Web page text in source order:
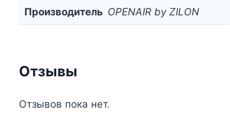
Производитель OPENAIR by ZILON
Отзывы
Отзывов пока нет.